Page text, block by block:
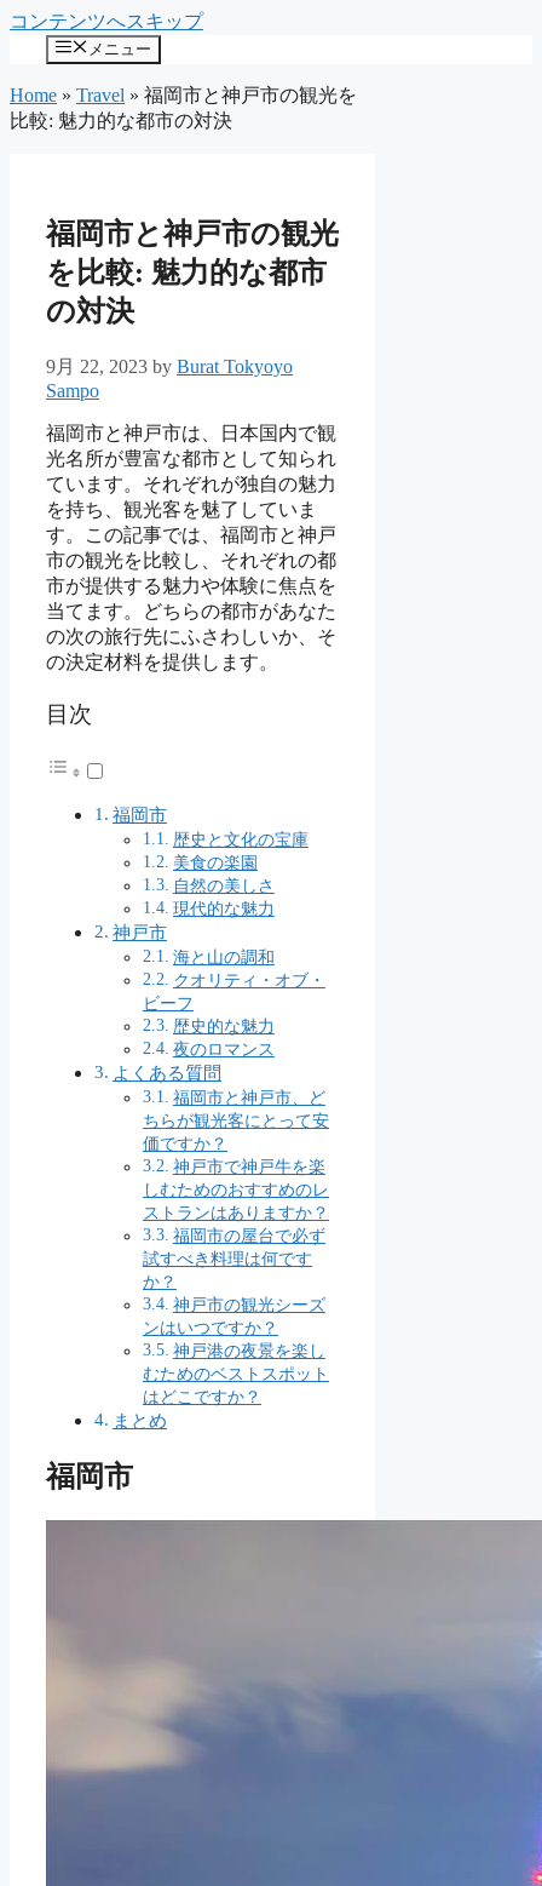
コンテンツへスキップ
メニュー
Home » Travel » 福岡市と神戸市の観光を
比較: 魅力的な都市の対決
福岡市と神戸市の観光
を比較: 魅力的な都市
の対決
9月 22, 2023 by Burat Tokyoyo
Sampo
福岡市と神戸市は、日本国内で観
光名所が豊富な都市として知られ
ています。それぞれが独自の魅力
を持ち、観光客を魅了していま
す。この記事では、福岡市と神戸
市の観光を比較し、それぞれの都
市が提供する魅力や体験に焦点を
当てます。どちらの都市があなた
の次の旅行先にふさわしいか、そ
の決定材料を提供します。
目次
福岡市
歴史と文化の宝庫
美食の楽園
自然の美しさ
現代的な魅力
神戸市
海と山の調和
クオリティ・オブ・
ビーフ
歴史的な魅力
夜のロマンス
よくある質問
福岡市と神戸市、ど
ちらが観光客にとって安
価ですか？
神戸市で神戸牛を楽
しむためのおすすめのレ
ストランはありますか？
福岡市の屋台で必ず
試すべき料理は何です
か？
神戸市の観光シーズ
ンはいつですか？
神戸港の夜景を楽し
むためのベストスポット
はどこですか？
まとめ
福岡市